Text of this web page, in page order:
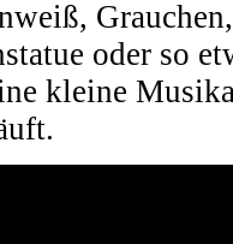
oder so
kleine